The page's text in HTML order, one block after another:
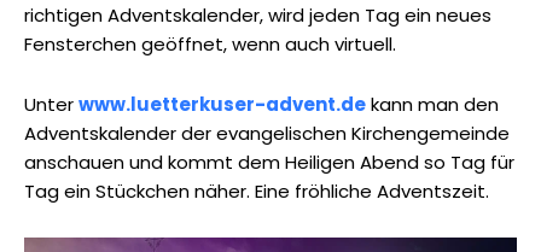
richtigen Adventskalender, wird jeden Tag ein neues
Fensterchen geöffnet, wenn auch virtuell.
Unterwww.luetterkuser-advent.dekann man den
Adventskalender der evangelischen Kirchengemeinde
anschauen und kommt dem Heiligen Abend so Tag für
Tag ein Stückchen näher. Eine fröhliche Adventszeit.